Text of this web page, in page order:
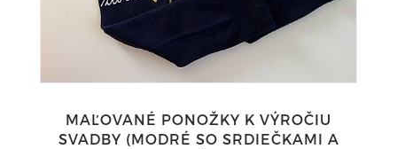
MAĽOVANÉ PONOŽKY K VÝROČIU
SVADBY (MODRÉ SO SRDIEČKAMI A